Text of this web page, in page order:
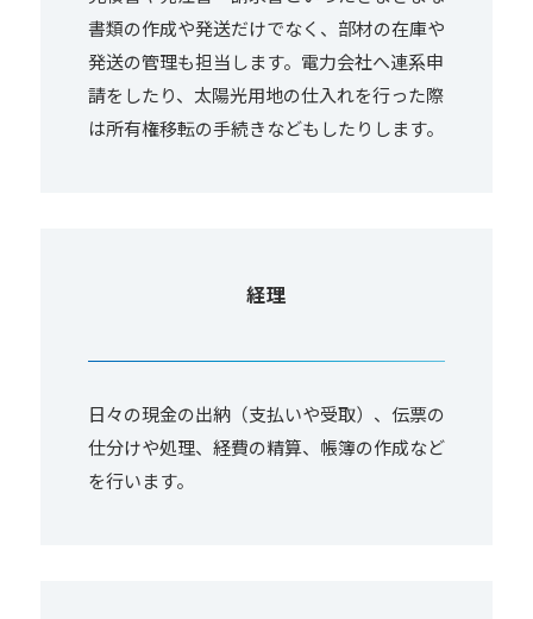
書類の作成や発送だけでなく、部材の在庫や
発送の管理も担当します。電力会社へ連系申
請をしたり、太陽光用地の仕入れを行った際
は所有権移転の手続きなどもしたりします。
経理
日々の現金の出納（支払いや受取）、伝票の
仕分けや処理、経費の精算、帳簿の作成など
を行います。